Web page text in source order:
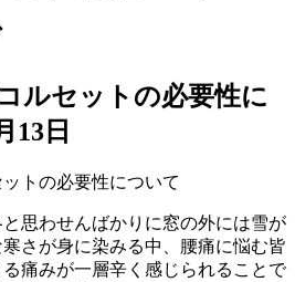
ルセットの必要性に
13日
思わせんばかりに窓の外には雪が
さが身に染みる中、腰痛に悩む皆
痛みが一層辛く感じられることで